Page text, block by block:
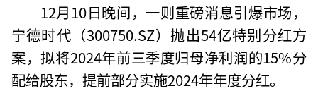
12月10日晚间，一则重磅消息引爆市场，
宁德时代（300750.SZ）抛出54亿特别分红方
案，拟将2024年前三季度归母净利润的15%分
配给股东，提前部分实施2024年年度分红。